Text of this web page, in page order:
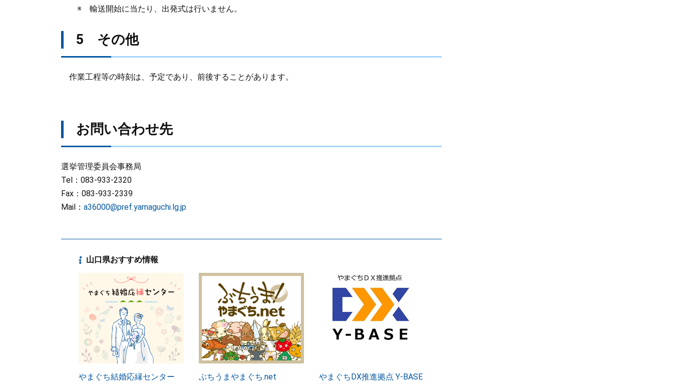
※ 輸送開始に当たり、出発式は行いません。
5 その他
作業工程等の時刻は、予定であり、前後することがあります。
お問い合わせ先
選挙管理委員会事務局
Tel：083-933-2320
Fax：083-933-2339
Mail： a36000@pref.yamaguchi.lg.jp
山口県おすすめ情報
やまぐち結婚応縁センター ぶちうまやまぐち.net やまぐちDX推進拠点 Y-BASE